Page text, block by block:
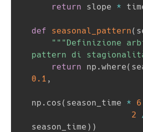
return slope *
def seasonal_pattern(
"""Definizione
pattern di
return np .where(
0.1 ,
np . cos ( season_time * 6
2
season_time ) )